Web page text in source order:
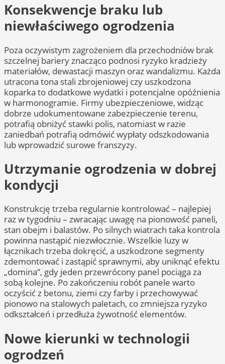
Konsekwencje braku lub
niewłaściwego ogrodzenia
Poza oczywistym zagrożeniem dla przechodniów brak
szczelnej bariery znacząco podnosi ryzyko kradzieży
materiałów, dewastacji maszyn oraz wandalizmu. Każda
utracona tona stali zbrojeniowej czy uszkodzona
koparka to dodatkowe wydatki i potencjalne opóźnienia
w harmonogramie. Firmy ubezpieczeniowe, widząc
dobrze udokumentowane zabezpieczenie terenu,
potrafią obniżyć stawki polis, natomiast w razie
zaniedbań potrafią odmówić wypłaty odszkodowania
lub wprowadzić surowe franszyzy.
Utrzymanie ogrodzenia w dobrej
kondycji
Konstrukcję trzeba regularnie kontrolować – najlepiej
raz w tygodniu – zwracając uwagę na pionowość paneli,
stan obejm i balastów. Po silnych wiatrach taka kontrola
powinna nastąpić niezwłocznie. Wszelkie luzy w
łącznikach trzeba dokręcić, a uszkodzone segmenty
zdemontować i zastąpić sprawnymi, aby uniknąć efektu
„domina”, gdy jeden przewrócony panel pociąga za
sobą kolejne. Po zakończeniu robót panele warto
oczyścić z betonu, ziemi czy farby i przechowywać
pionowo na stalowych paletach, co zmniejsza ryzyko
odkształceń i przedłuża żywotność elementów.
Nowe kierunki w technologii
ogrodzeń